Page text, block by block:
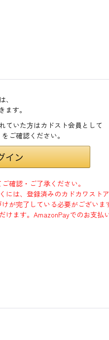
す。
ていた方はカドスト会員として
ご確認ください。
確認・ご了承ください。
には、登録済みのカドカワスト
が完了している必要がございま
けます。AmazonPayでのお支払